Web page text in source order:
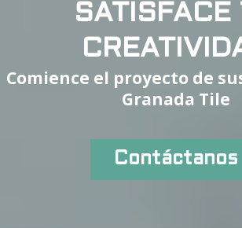
SATISFACE
Comience el proyecto de
Granada Tile
Contáctanos